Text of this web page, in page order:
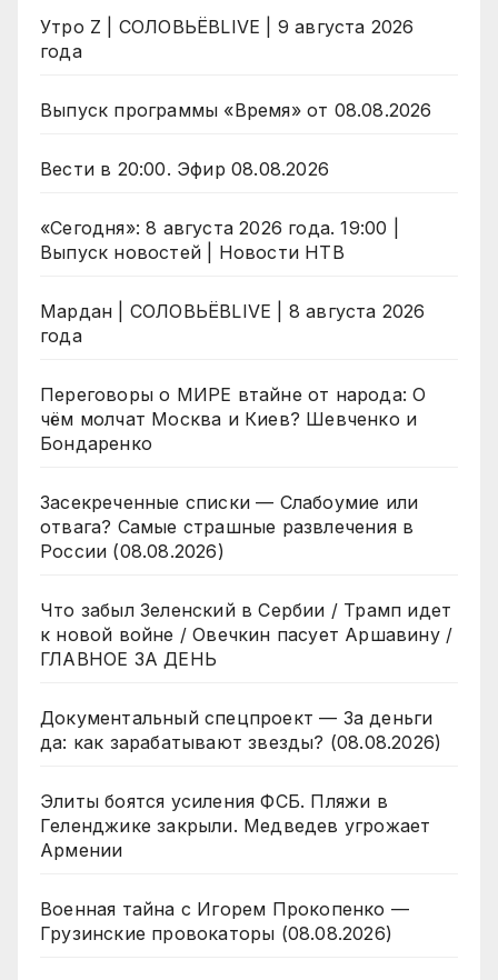
Утро Z | СОЛОВЬЁВLIVE | 9 августа 2026
года
Выпуск программы «Время» от 08.08.2026
Вести в 20:00. Эфир 08.08.2026
«Сегодня»: 8 августа 2026 года. 19:00 |
Выпуск новостей | Новости НТВ
Мардан | СОЛОВЬЁВLIVE | 8 августа 2026
года
Переговоры о МИРЕ втайне от народа: О
чём молчат Москва и Киев? Шевченко и
Бондаренко
Засекреченные списки — Слабоумие или
отвага? Самые страшные развлечения в
России (08.08.2026)
Что забыл Зеленский в Сербии / Трамп идет
к новой войне / Овечкин пасует Аршавину /
ГЛАВНОЕ ЗА ДЕНЬ
Документальный спецпроект — За деньги
да: как зарабатывают звезды? (08.08.2026)
Элиты боятся усиления ФСБ. Пляжи в
Геленджике закрыли. Медведев угрожает
Армении
Военная тайна с Игорем Прокопенко —
Грузинские провокаторы (08.08.2026)